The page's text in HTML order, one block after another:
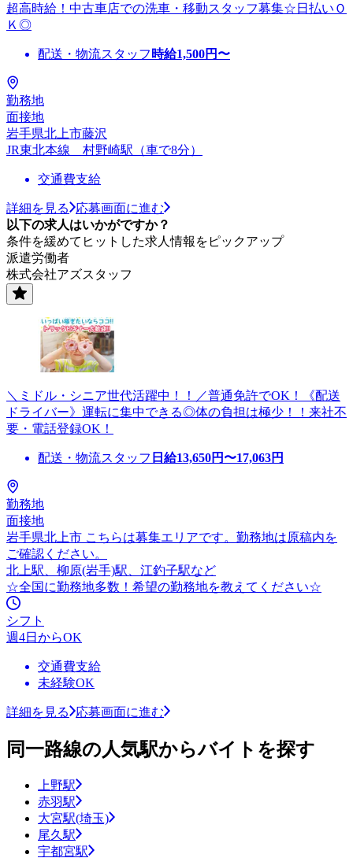
超高時給！中古車店での洗車・移動スタッフ募集☆日払いＯ
Ｋ◎
配送・物流スタッフ 時給1,500円〜
勤務地
面接地
岩手県北上市藤沢
JR東北本線 村野崎駅（車で8分）
交通費支給
詳細を見る
応募画面に進む
以下の求人はいかがですか？
条件を緩めてヒットした求人情報をピックアップ
派遣労働者
株式会社アズスタッフ
＼ミドル・シニア世代活躍中！！／普通免許でOK！《配送
ドライバー》運転に集中できる◎体の負担は極少！！来社不
要・電話登録OK！
配送・物流スタッフ 日給13,650円〜17,063円
勤務地
面接地
岩手県北上市 こちらは募集エリアです。勤務地は原稿内を
ご確認ください。
北上駅、柳原(岩手)駅、江釣子駅など
☆全国に勤務地多数！希望の勤務地を教えてください☆
シフト
週4日からOK
交通費支給
未経験OK
詳細を見る 応募画面に進む
同一路線の人気駅からバイトを探す
上野駅
赤羽駅
大宮駅(埼玉)
尾久駅
宇都宮駅